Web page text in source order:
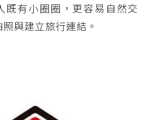
既有小圈圈，更容易自然交
與建立旅行連結。